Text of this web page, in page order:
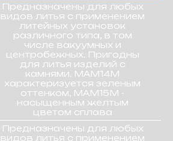
Предназначены для любых
видов литья с применением
литейных установок
различного типа, в том
числе вакуумных и
центробежных. Пригодны
для литья изделий с
камнями. МАМ14М
характеризуется зеленым
оттенком, МАМ15М -
насыщенным желтым
цветом сплава
Предназначены для любых
видов литья с применением